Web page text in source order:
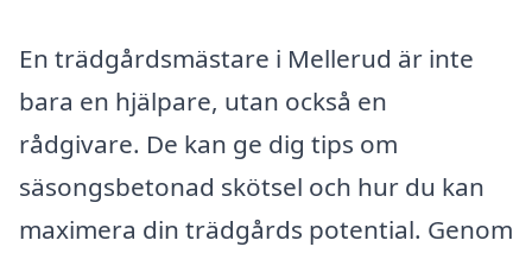
En trädgårdsmästare i Mellerud är inte
bara en hjälpare, utan också en
rådgivare. De kan ge dig tips om
säsongsbetonad skötsel och hur du kan
maximera din trädgårds potential. Genom